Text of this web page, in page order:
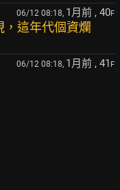
06/12 08:18, 1月前 , 40F
這年代個資爛
06/12 08:18, 1月前 , 41 F